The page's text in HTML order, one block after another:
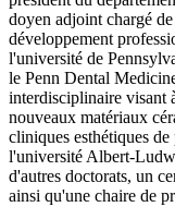
doyen adjoint chargé
développement
l'université de
le Penn Dental
interdisciplinaire visant
nouveaux matériaux
cliniques esthétiques
l'université Albert-
d'autres doctorats, un
ainsi qu'une chaire de